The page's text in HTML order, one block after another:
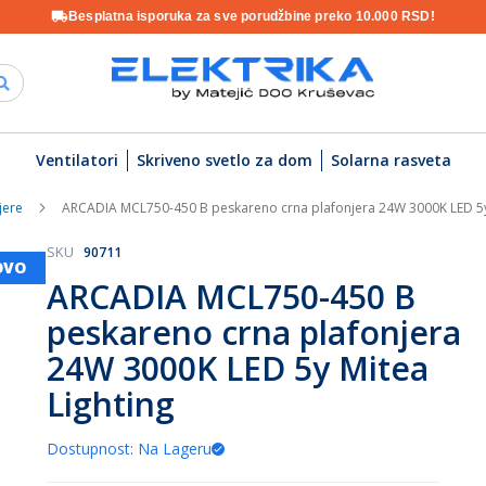
Besplatna isporuka za sve porudžbine preko 10.000 RSD!
Ventilatori Skriveno svetlo za dom Solarna rasveta
ARCADIA MCL750-450 B peskareno crna plafonjera 24W 3000K LED
ARCADIA MCL750-450 B
peskareno crna plafonjera
24W 3000K LED 5y Mitea
Lighting
SKU 90711
Dostupnost: Na Lageru